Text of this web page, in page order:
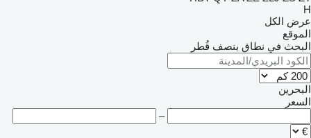
H
عرض الكل
الموقع
البحث في نطاق بنصف قُطر
البحرين
السعر
–